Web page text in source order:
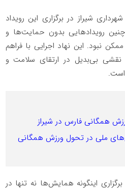
شیراز در برگزاری این رویداد
رویدادهایی بدون حمایت‌ها و
نبود. این نهاد اجرایی با فراهم
نقشی بی‌بدیل در ارتقای سلامت و
است.
همگانی فارس در شیراز
ملی در تحول ورزش همگانی
اینگونه همایش‌ها نه تنها در